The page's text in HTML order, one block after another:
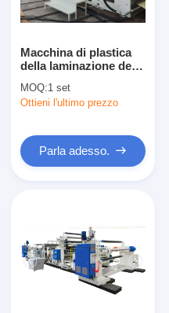
Macchina di plastica
della laminazione del
MOQ:1 set
Ottieni l'ultimo prezzo
Parla adesso.